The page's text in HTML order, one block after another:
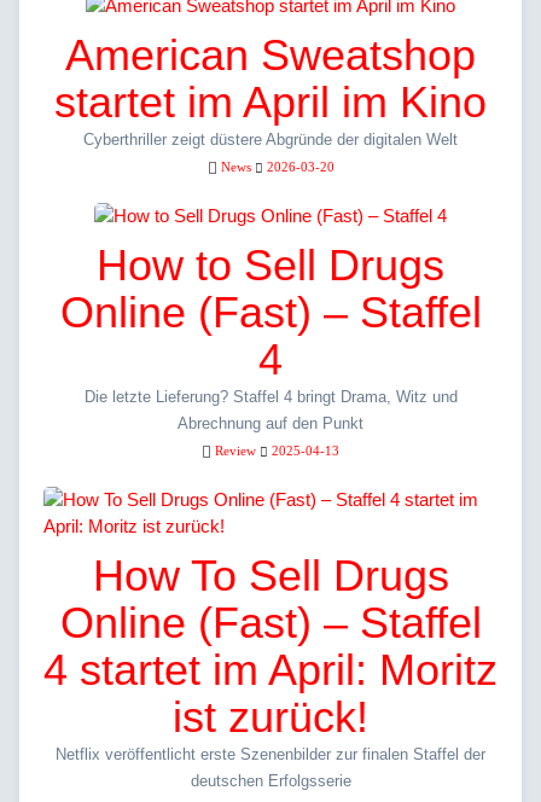
American Sweatshop
startet im April im Kino
Cyberthriller zeigt düstere Abgründe der digitalen Welt
News 2026-03-20
How to Sell Drugs
Online (Fast) – Staffel
4
Die letzte Lieferung? Staffel 4 bringt Drama, Witz und
Abrechnung auf den Punkt
Review 2025-04-13
How To Sell Drugs
Online (Fast) – Staffel
4 startet im April: Moritz
ist zurück!
Netflix veröffentlicht erste Szenenbilder zur finalen Staffel der
deutschen Erfolgsserie